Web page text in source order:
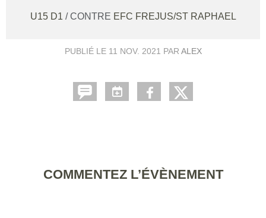
U15 D1 / CONTRE EFC FREJUS/ST RAPHAEL
PUBLIÉ LE 11 NOV. 2021 PAR ALEX
COMMENTEZ L’ÉVÈNEMENT